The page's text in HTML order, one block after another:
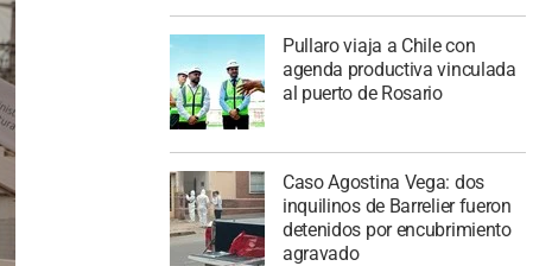
Pullaro viaja a Chile con
agenda productiva vinculada
al puerto de Rosario
Caso Agostina Vega: dos
inquilinos de Barrelier fueron
detenidos por encubrimiento
agravado